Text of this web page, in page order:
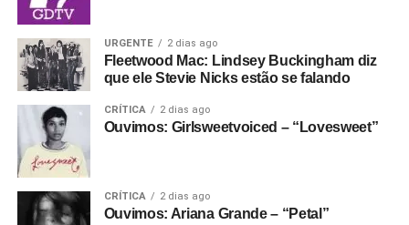
URGENTE 2 dias ago
Fleetwood Mac: Lindsey Buckingham diz
que ele Stevie Nicks estão se falando
CRÍTICA 2 dias ago
Ouvimos: Girlsweetvoiced – “Lovesweet”
CRÍTICA 2 dias ago
Ouvimos: Ariana Grande – “Petal”